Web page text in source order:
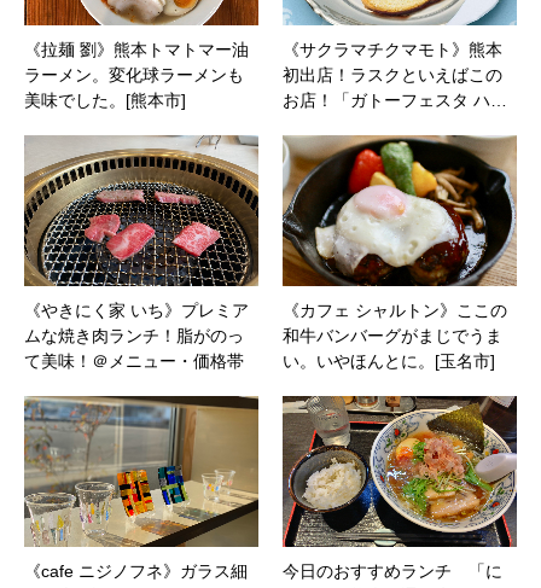
《拉麺 劉》熊本トマトマー油
ラーメン。変化球ラーメンも
美味でした。[熊本市]
《サクラマチクマモト》熊本
初出店！ラスクといえばこの
お店！「ガトーフェスタ ハ…
《やきにく家 いち》プレミア
ムな焼き肉ランチ！脂がのっ
て美味！＠メニュー・価格帯
《カフェ シャルトン》ここの
和牛バンバーグがまじでうま
い。いやほんとに。[玉名市]
《cafe ニジノフネ》ガラス細
今日のおすすめランチ 「に